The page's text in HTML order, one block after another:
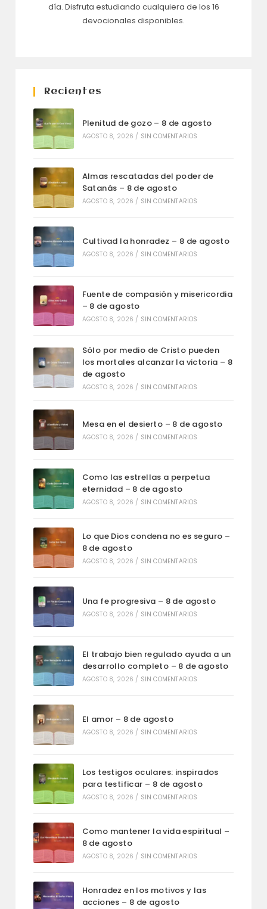
día. Disfruta estudiando cualquiera de los 16
devocionales disponibles.
Recientes
Plenitud de gozo – 8 de agosto
AGOSTO 8, 2026 / SIN COMENTARIOS
Almas rescatadas del poder de
Satanás – 8 de agosto
AGOSTO 8, 2026 / SIN COMENTARIOS
Cultivad la honradez – 8 de agosto
AGOSTO 8, 2026 / SIN COMENTARIOS
Fuente de compasión y misericordia
– 8 de agosto
AGOSTO 8, 2026 / SIN COMENTARIOS
Sólo por medio de Cristo pueden
los mortales alcanzar la victoria – 8
de agosto
AGOSTO 8, 2026 / SIN COMENTARIOS
Mesa en el desierto – 8 de agosto
AGOSTO 8, 2026 / SIN COMENTARIOS
Como las estrellas a perpetua
eternidad – 8 de agosto
AGOSTO 8, 2026 / SIN COMENTARIOS
Lo que Dios condena no es seguro –
8 de agosto
AGOSTO 8, 2026 / SIN COMENTARIOS
Una fe progresiva – 8 de agosto
AGOSTO 8, 2026 / SIN COMENTARIOS
El trabajo bien regulado ayuda a un
desarrollo completo – 8 de agosto
AGOSTO 8, 2026 / SIN COMENTARIOS
El amor – 8 de agosto
AGOSTO 8, 2026 / SIN COMENTARIOS
Los testigos oculares: inspirados
para testificar – 8 de agosto
AGOSTO 8, 2026 / SIN COMENTARIOS
Como mantener la vida espiritual –
8 de agosto
AGOSTO 8, 2026 / SIN COMENTARIOS
Honradez en los motivos y las
acciones – 8 de agosto